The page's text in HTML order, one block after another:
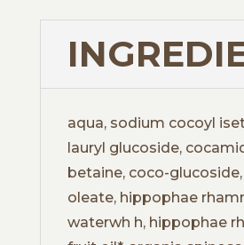
aqua, sodium cocoyl
lauryl glucoside,
betaine, coco-glucoside,
oleate, hippophae
waterwh h, hippophae